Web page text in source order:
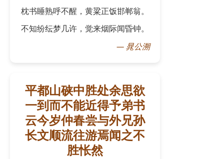
枕书睡熟呼不醒，黄粱正饭邯郸翁。
不知纷纭梦几许，觉来烟际闻昏钟。
— 晁公溯
平都山硖中胜处余思欲
一到而不能近得予弟书
云今岁仲春尝与外兄孙
长文顺流往游焉闻之不
胜怅然